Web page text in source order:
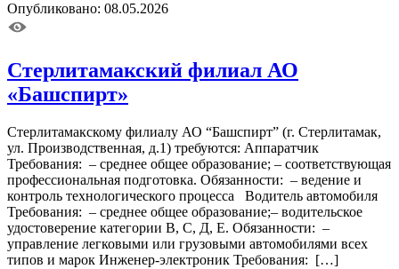
Опубликовано: 08.05.2026
Стерлитамакский филиал АО
«Башспирт»
Стерлитамакскому филиалу АО “Башспирт” (г. Стерлитамак,
ул. Производственная, д.1) требуются: Аппаратчик
Требования: – среднее общее образование; – соответствующая
профессиональная подготовка. Обязанности: – ведение и
контроль технологического процесса Водитель автомобиля
Требования: – среднее общее образование;– водительское
удостоверение категории В, С, Д, Е. Обязанности: –
управление легковыми или грузовыми автомобилями всех
типов и марок Инженер-электроник Требования: […]